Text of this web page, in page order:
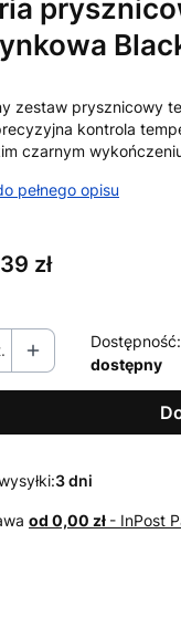
zestaw prysznicowy
kontrola
czarnym
pełnego opisu
zł
Dostępność:
dostępny
3 dni
od 0,00 zł - InPost